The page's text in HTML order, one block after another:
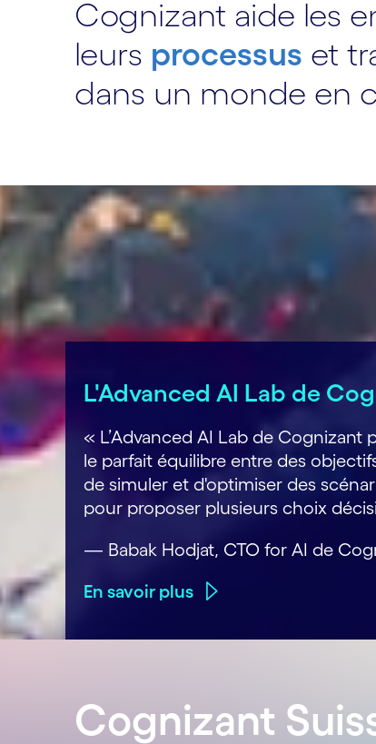
Cognizant aide les
leurs processus et
dans un monde en
L'Advanced AI Lab de
« L’Advanced AI Lab de
le parfait équilibre entre des
de simuler et d'optimiser des
pour proposer plusieurs choix
— Babak Hodjat, CTO for AI de
En savoir plus
Cognizant